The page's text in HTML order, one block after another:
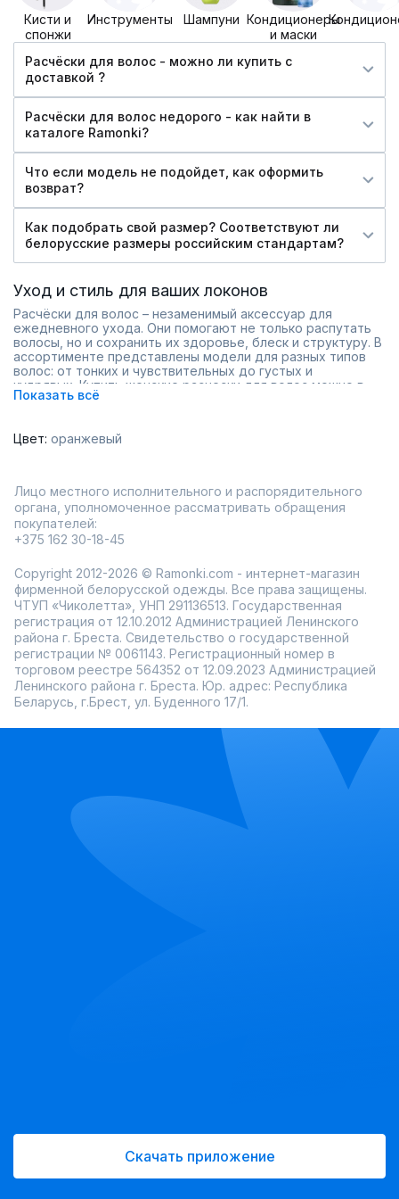
Кисти и
спонжи
Инструменты Шампуни Кондиционеры
и маски
Расчёски для волос - можно ли купить c
доставкой ?
Расчёски для волос недорого - как найти в
каталоге Ramonki?
Что если модель не подойдет, как оформить
возврат?
Как подобрать свой размер? Соответствуют ли
белорусские размеры российским стандартам?
Уход и стиль для ваших локонов
Расчёски для волос – незаменимый аксессуар для
ежедневного ухода. Они помогают не только распутать
волосы, но и сохранить их здоровье, блеск и структуру. В
ассортименте представлены модели для разных типов
волос: от тонких и чувствительных до густых и
кудрявых. Купить женские расчески для волос можно в
интернет-магазине Ramonki, где собраны качественные и
Широкий выбор: массажные, деревянные,
Качество: продукция от белорусских брендов
славится своей надёжностью и долговечностью.
Удобство: быстрая доставка по России позволяет
получить заказ в кратчайшие сроки.
способ сделать уход за волосами приятным ритуалом.
Выбирайте то, что подходит именно вам, и
наслаждайтесь результатом!
Показать всё
Цвет: оранжевый
Лицо местного исполнительного и распорядительного
органа, уполномоченное рассматривать обращения
покупателей:
+375 162 30-18-45
Copyright 2012-2026 © Ramonki.com - интернет-магазин
фирменной белорусской одежды. Все права защищены.
ЧТУП «Чиколетта», УНП 291136513. Государственная
регистрация от 12.10.2012 Администрацией Ленинского
района г. Бреста. Свидетельство о государственной
регистрации № 0061143. Регистрационный номер в
торговом реестре 564352 от 12.09.2023 Администрацией
Ленинского района г. Бреста. Юр. адрес: Республика
Беларусь, г.Брест, ул. Буденного 17/1.
Скачать приложение